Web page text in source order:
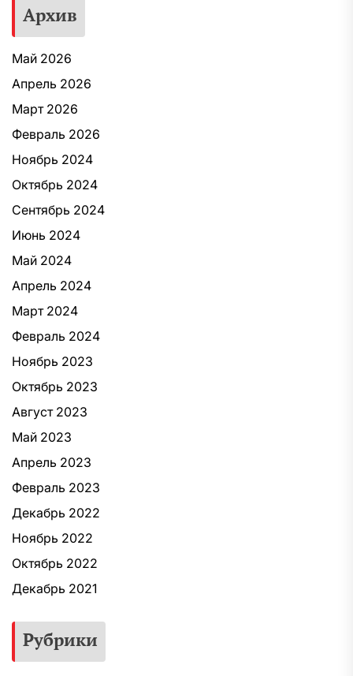
Архив
Май 2026
Апрель 2026
Март 2026
Февраль 2026
Ноябрь 2024
Октябрь 2024
Сентябрь 2024
Июнь 2024
Май 2024
Апрель 2024
Март 2024
Февраль 2024
Ноябрь 2023
Октябрь 2023
Август 2023
Май 2023
Апрель 2023
Февраль 2023
Декабрь 2022
Ноябрь 2022
Октябрь 2022
Декабрь 2021
Рубрики